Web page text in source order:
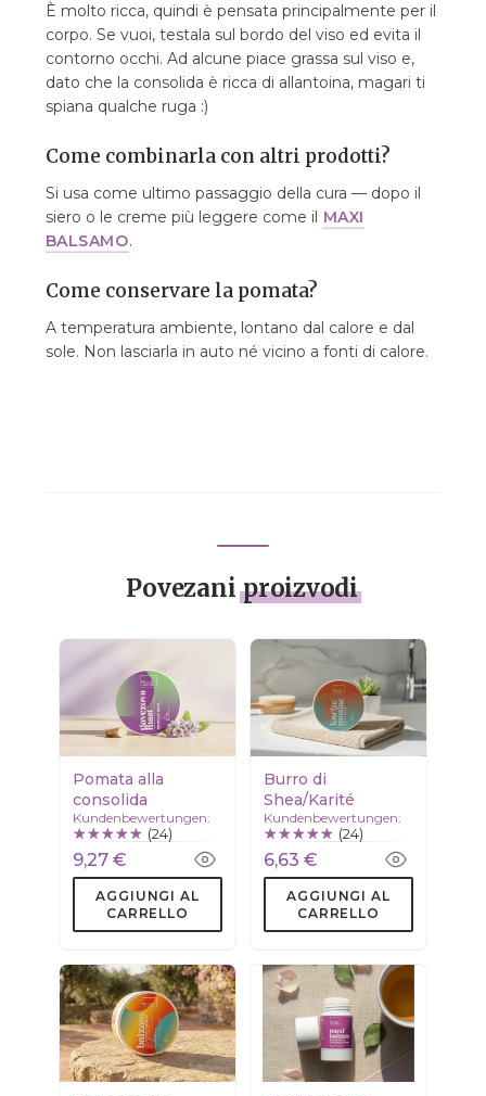
È molto ricca, quindi è pensata principalmente per il
corpo. Se vuoi, testala sul bordo del viso ed evita il
contorno occhi. Ad alcune piace grassa sul viso e,
dato che la consolida è ricca di allantoina, magari ti
spiana qualche ruga :)
Come combinarla con altri prodotti?
Si usa come ultimo passaggio della cura — dopo il
siero o le creme più leggere come il MAXI
BALSAMO.
Come conservare la pomata?
A temperatura ambiente, lontano dal calore e dal
sole. Non lasciarla in auto né vicino a fonti di calore.
Povezaniproizvodi
Pomata alla
consolida
Kundenbewertungen:
(24)
9,27 €
AGGIUNGI AL
CARRELLO
Burro di
Shea/Karité
Kundenbewertungen:
(24)
6,63 €
AGGIUNGI AL
CARRELLO